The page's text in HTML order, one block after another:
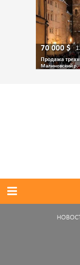
70 000$
Продажа
Малиновский р.-